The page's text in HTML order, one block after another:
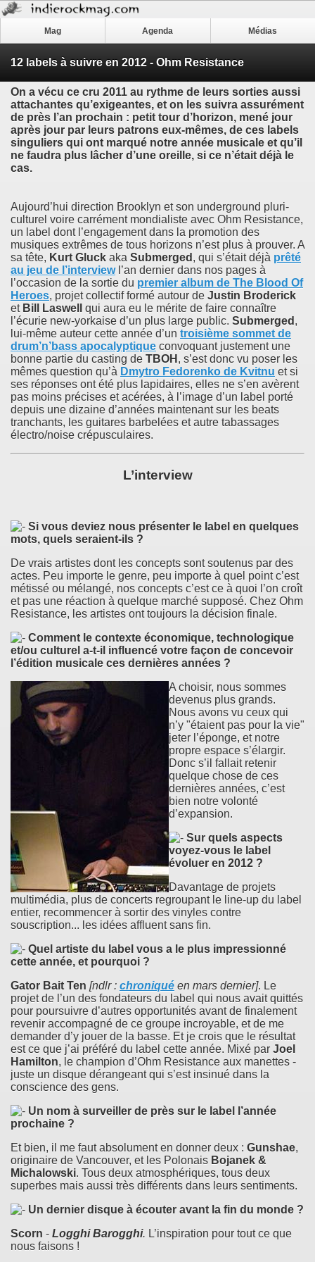
Mag Agenda Médias
12 labels à suivre en 2012 - Ohm Resistance
On a vécu ce cru 2011 au rythme de leurs sorties aussi
attachantes qu’exigeantes, et on les suivra assurément
de près l’an prochain : petit tour d’horizon, mené jour
après jour par leurs patrons eux-mêmes, de ces labels
singuliers qui ont marqué notre année musicale et qu’il
ne faudra plus lâcher d’une oreille, si ce n’était déjà le
cas.
Aujourd’hui direction Brooklyn et son underground pluri-
culturel voire carrément mondialiste avec Ohm Resistance,
un label dont l’engagement dans la promotion des
musiques extrêmes de tous horizons n’est plus à prouver. A
sa tête, Kurt Gluck aka Submerged , qui s’était déjà prêté
au jeu de l’interviewl’an dernier dans nos pages à
l’occasion de la sortie du premier album de The Blood Of
Heroes, projet collectif formé autour de Justin Broderick
et Bill Laswell
qui aura eu le mérite de faire connaître
l’écurie new-yorkaise d’un plus large public. Submerged ,
lui-même auteur cette année d’un troisième sommet de
drum’n’bass apocalyptique convoquant justement une
bonne partie du casting de TBOH , s’est donc vu poser les
mêmes question qu’à Dmytro Fedorenko de Kvitnu et si
ses réponses ont été plus lapidaires, elles ne s’en avèrent
pas moins précises et acérées, à l’image d’un label porté
depuis une dizaine d’années maintenant sur les beats
tranchants, les guitares barbelées et autre tabassages
électro/noise crépusculaires.
L’interview
Si vous deviez nous présenter le label en quelques
mots, quels seraient-ils ?
De vrais artistes dont les concepts sont soutenus par des
actes. Peu importe le genre, peu importe à quel point c’est
métissé ou mélangé, nos concepts c’est ce à quoi l’on croît
et pas une réaction à quelque marché supposé. Chez Ohm
Resistance, les artistes ont toujours la décision finale.
Comment le contexte économique, technologique
et/ou culturel a-t-il influencé votre façon de concevoir
l’édition musicale ces dernières années ?
A choisir, nous sommes
devenus plus grands.
Nous avons vu ceux qui
n’y "étaient pas pour la vie"
jeter l’éponge, et notre
propre espace s’élargir.
Donc s’il fallait retenir
quelque chose de ces
dernières années, c’est
bien notre volonté
d’expansion.
Sur quels aspects
voyez-vous le label
évoluer en 2012 ?
Davantage de projets
multimédia, plus de concerts regroupant le line-up du label
entier, recommencer à sortir des vinyles contre
souscription... les idées affluent sans fin.
Quel artiste du label vous a le plus impressionné
cette année, et pourquoi ?
Gator Bait Ten [ndlr : chroniqué en mars dernier]. Le
projet de l’un des fondateurs du label qui nous avait quittés
pour poursuivre d’autres opportunités avant de finalement
revenir accompagné de ce groupe incroyable, et de me
demander d’y jouer de la basse. Et je crois que le résultat
est ce que j’ai préféré du label cette année. Mixé par Joel
Hamilton, le champion d’Ohm Resistance aux manettes -
juste un disque dérangeant qui s’est insinué dans la
conscience des gens.
Un nom à surveiller de près sur le label l’année
prochaine ?
Et bien, il me faut absolument en donner deux : Gunshae,
originaire de Vancouver, et les Polonais Bojanek &
Michalowski. Tous deux atmosphériques, tous deux
superbes mais aussi très différents dans leurs sentiments.
Un dernier disque à écouter avant la fin du monde ?
Scorn - Logghi Barogghi. L’inspiration pour tout ce que
nous faisons !